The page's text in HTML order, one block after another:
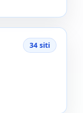
34 siti